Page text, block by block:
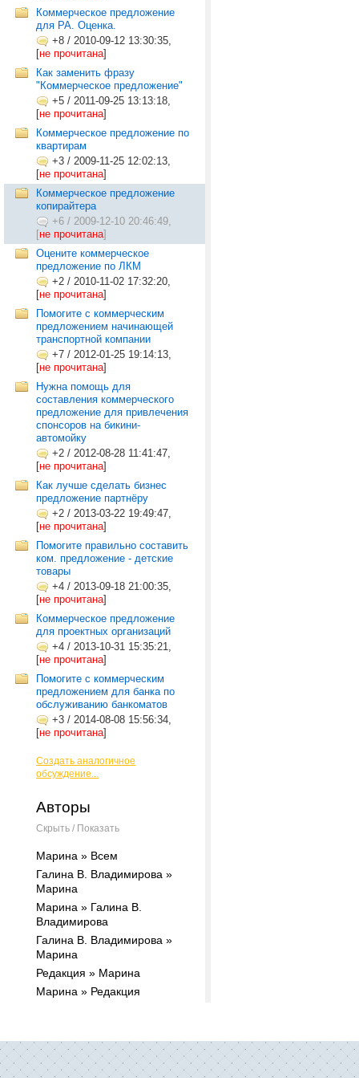
Коммерческое предложение
для РА. Оценка.
+8 / 2010-09-12 13:30:35,
[не прочитана]
Как заменить фразу
"Коммерческое предложение"
+5 / 2011-09-25 13:13:18,
[не прочитана]
Коммерческое предложение по
квартирам
+3 / 2009-11-25 12:02:13,
[не прочитана]
Коммерческое предложение
копирайтера
+6 / 2009-12-10 20:46:49,
[не прочитана]
Оцените коммерческое
предложение по ЛКМ
+2 / 2010-11-02 17:32:20,
[не прочитана]
Помогите с коммерческим
предложением начинающей
транспортной компании
+7 / 2012-01-25 19:14:13,
[не прочитана]
Нужна помощь для
составления коммерческого
предложение для привлечения
спонсоров на бикини-
автомойку
+2 / 2012-08-28 11:41:47,
[не прочитана]
Как лучше сделать бизнес
предложение партнёру
+2 / 2013-03-22 19:49:47,
[не прочитана]
Помогите правильно составить
ком. предложение - детские
товары
+4 / 2013-09-18 21:00:35,
[не прочитана]
Коммерческое предложение
для проектных организаций
+4 / 2013-10-31 15:35:21,
[не прочитана]
Помогите с коммерческим
предложением для банка по
обслуживанию банкоматов
+3 / 2014-08-08 15:56:34,
[не прочитана]
Создать аналогичное
обсуждение...
Авторы
Скрыть / Показать
Марина » Всем
Галина В. Владимирова »
Марина
Марина » Галина В.
Владимирова
Галина В. Владимирова »
Марина
Редакция » Марина
Марина » Редакция